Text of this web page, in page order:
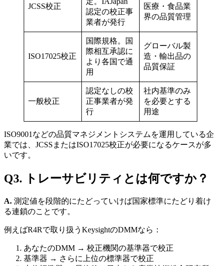
JCSS校正
認定の校正事
業者が発行
医療・食品業
界の品質管理
ISO17025校正
国際規格。国
際相互承認に
より各国で通
用
グローバル製
造・輸出品の
品質保証
一般校正
認定なしの校
正事業者が発
行
社内基準のみ
を必要とする
用途
ISO9001などの品質マネジメントシステムを運用している企
業では、JCSSまたはISO17025校正が必要になるケースが多
いです。
Q3. トレーサビリティとは何ですか？
A. 測定値を段階的にたどっていけば国家標準にたどり着け
る連鎖のことです。
例えばR4Rで取り扱うKeysightのDMMなら：
あなたのDMM → 校正機関の基準器で校正
基準器 → さらに上位の標準器で校正